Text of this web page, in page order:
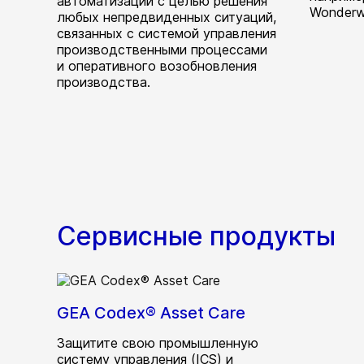
любых непредвиденных ситуаций,
связанных с системой управления
производственными процессами
и оперативного возобновления
производства.
Сервисные продукты
GEA Codex® Asset Care
Защитите свою промышленную
систему управления (ICS) и